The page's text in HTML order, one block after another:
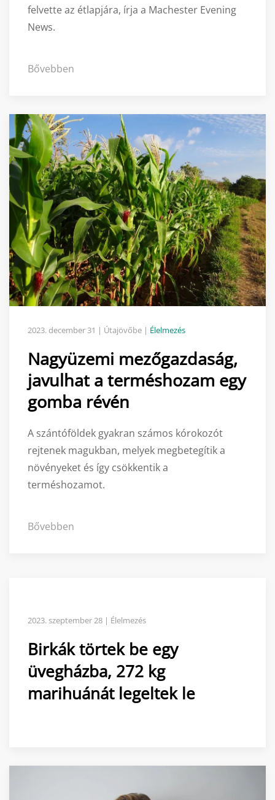
felvette az étlapjára, írja a Machester Evening
News.
Bővebben
2023. december 31 | Útajövőbe | Élelmezés
Nagyüzemi mezőgazdaság,
javulhat a terméshozam egy
gomba révén
A szántóföldek gyakran számos kórokozót
rejtenek magukban, melyek megbetegítik a
növényeket és így csökkentik a
terméshozamot.
Bővebben
2023. szeptember 28 | Élelmezés
Birkák törtek be egy
üvegházba, 272 kg
marihuánát legeltek le